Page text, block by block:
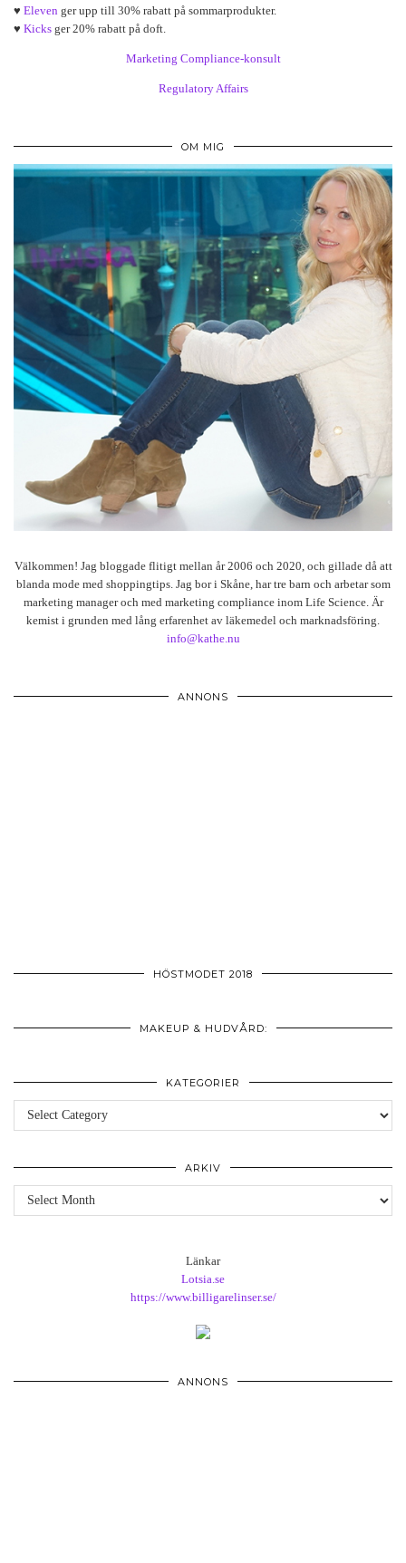
♥ Eleven ger upp till 30% rabatt på sommarprodukter.
♥ Kicks ger 20% rabatt på doft.
Marketing Compliance-konsult
Regulatory Affairs
OM MIG
Välkommen! Jag bloggade flitigt mellan år 2006 och 2020, och gillade då att
blanda mode med shoppingtips. Jag bor i Skåne, har tre barn och arbetar som
marketing manager och med marketing compliance inom Life Science. Är
kemist i grunden med lång erfarenhet av läkemedel och marknadsföring.
info@kathe.nu
ANNONS
HÖSTMODET 2018
MAKEUP & HUDVÅRD:
KATEGORIER
Kategorier
ARKIV
Arkiv
Länkar
Lotsia.se
https://www.billigarelinser.se/
ANNONS